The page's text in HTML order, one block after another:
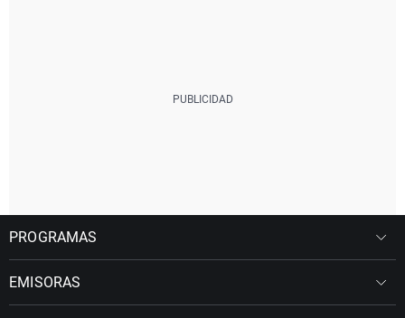
PROGRAMAS
EMISORAS